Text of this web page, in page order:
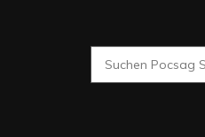
Search
for: